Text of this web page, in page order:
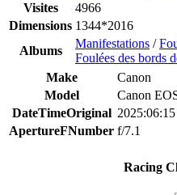
Visites
4966
Dimensions 1344*2016
Albums
Manifestations /
Foulées des bords
Make
Canon
Model
Canon
DateTimeOriginal
ApertureFNumber f/7.1
Racing